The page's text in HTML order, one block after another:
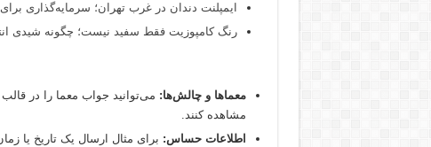
ایمپلنت دندان در غرب تهران؛ سرمایه‌گذاری برای
رنگ کامپوزیت فقط سفید نیست؛ چگونه شیدی
معماها و چالش‌ها: می‌توانید جواب معما را در قالب
مشاهده کنند.
اطلاعات حساس: برای مثال ارسال یک تاریخ یا